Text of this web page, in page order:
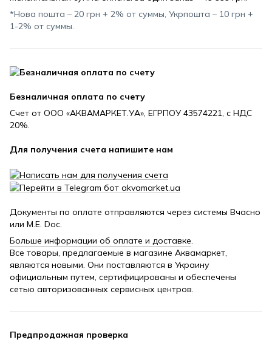
*Нова пошта – 20 грн + 2% от суммы, Укрпошта – 10 грн +
1-2% от суммы.
Безналичная оплата по счету
Счет от ООО «АКВАМАРКЕТ.УА», ЕГРПОУ 43574221, с НДС
20%.
Для получения счета напишите нам
Документы по оплате отправляются через системы Вчасно
или M.E. Doc.
Больше информации об оплате и доставке.
Все товары, предлагаемые в магазине Аквамаркет,
являются новыми. Они поставляются в Украину
официальным путем, сертифицированы и обеспечены
сетью авторизованных сервисных центров.
Предпродажная проверка